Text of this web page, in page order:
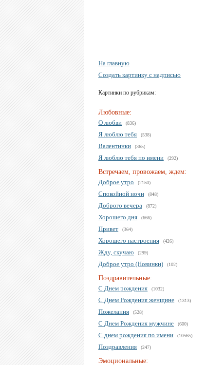
На главную
Создать картинку с надписью
Картинки по рубрикам:
Любовные:
О любви
(836)
Я люблю тебя (538)
Валентинки (365)
Я люблю тебя по имени (292)
Встречаем, провожаем, ждем:
Доброе утро
(2150)
Спокойной ночи (848)
Доброго вечера (872)
Хорошего дня (666)
Привет (364)
Хорошего настроения (426)
Жду, скучаю (299)
Доброе утро (Новинки) (102)
Поздравительные:
С Днем рождения
(1032)
С Днем Рождения женщине (1313)
Пожелания (528)
С Днем Рождения мужчине (600)
С днем рождения по имени (10565)
Поздравления (247)
Эмоциональные: